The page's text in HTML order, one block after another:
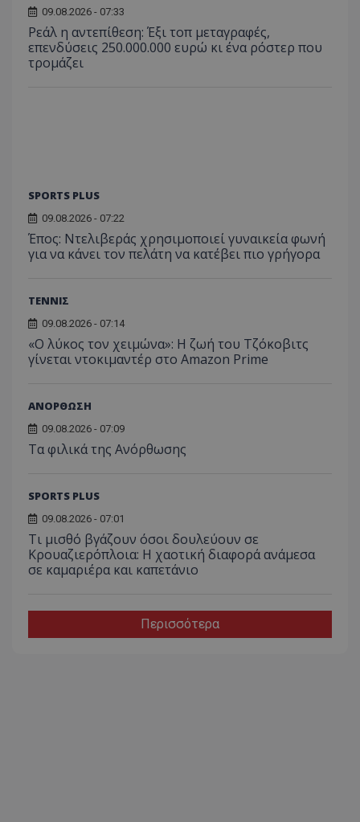
09.08.2026 - 07:33
Ρεάλ η αντεπίθεση: Έξι τοπ μεταγραφές,
επενδύσεις 250.000.000 ευρώ κι ένα ρόστερ που
τρομάζει
SPORTS PLUS
09.08.2026 - 07:22
Έπος: Ντελιβεράς χρησιμοποιεί γυναικεία φωνή
για να κάνει τον πελάτη να κατέβει πιο γρήγορα
ΤΕΝΝΙΣ
09.08.2026 - 07:14
«Ο λύκος τον χειμώνα»: Η ζωή του Τζόκοβιτς
γίνεται ντοκιμαντέρ στο Amazon Prime
ΑΝΟΡΘΩΣΗ
09.08.2026 - 07:09
Τα φιλικά της Ανόρθωσης
SPORTS PLUS
09.08.2026 - 07:01
Τι μισθό βγάζουν όσοι δουλεύουν σε
Κρουαζιερόπλοια: Η χαοτική διαφορά ανάμεσα
σε καμαριέρα και καπετάνιο
Περισσότερα